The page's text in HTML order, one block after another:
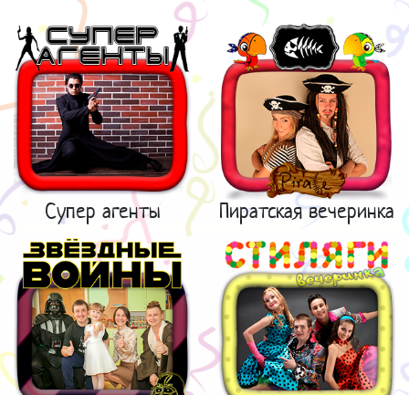
Супер агенты Пиратская вечеринка